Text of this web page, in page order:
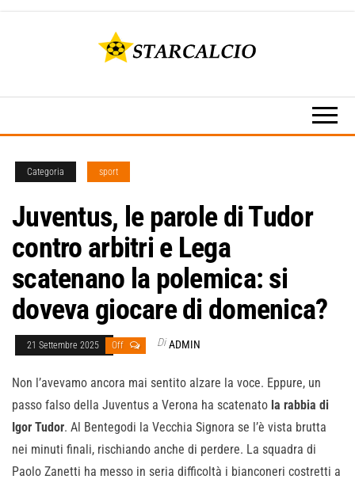
Rojadirecta
Calcio,
preferiti su
Starcalcio..
Categoria sport
Juventus, le parole di Tudor
contro arbitri e Lega
scatenano la polemica: si
doveva giocare di domenica?
21 Settembre 2025 Off Di ADMIN
Non l’avevamo ancora mai sentito alzare la voce. Eppure, un
passo falso della Juventus a Verona ha scatenato la rabbia di
Igor Tudor. Al Bentegodi la Vecchia Signora se l’è vista brutta
nei minuti finali, rischiando anche di perdere. La squadra di
Paolo Zanetti ha messo in seria difficoltà i bianconeri costretti a